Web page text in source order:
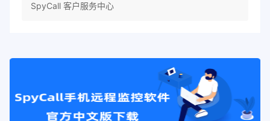
SpyCall 客户服务中心